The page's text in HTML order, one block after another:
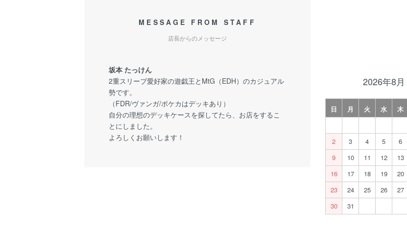
MESSAGE FROM STAFF
店長からのメッセージ
坂本 たっけん
2重スリーブ愛好家の遊戯王とMtG（EDH）のカジュアル
勢です。
（FDR/ヴァンガ/ポケカはデッキあり）
自分の理想のデッキケースを探してたら、お店をするこ
とにしました。
よろしくお願いします！
2026年8月
日 月 火 水 木
2
3 4 5 6
9
10 11 12 13
16
17 18 19 20
23
24 25 26 27
30
31